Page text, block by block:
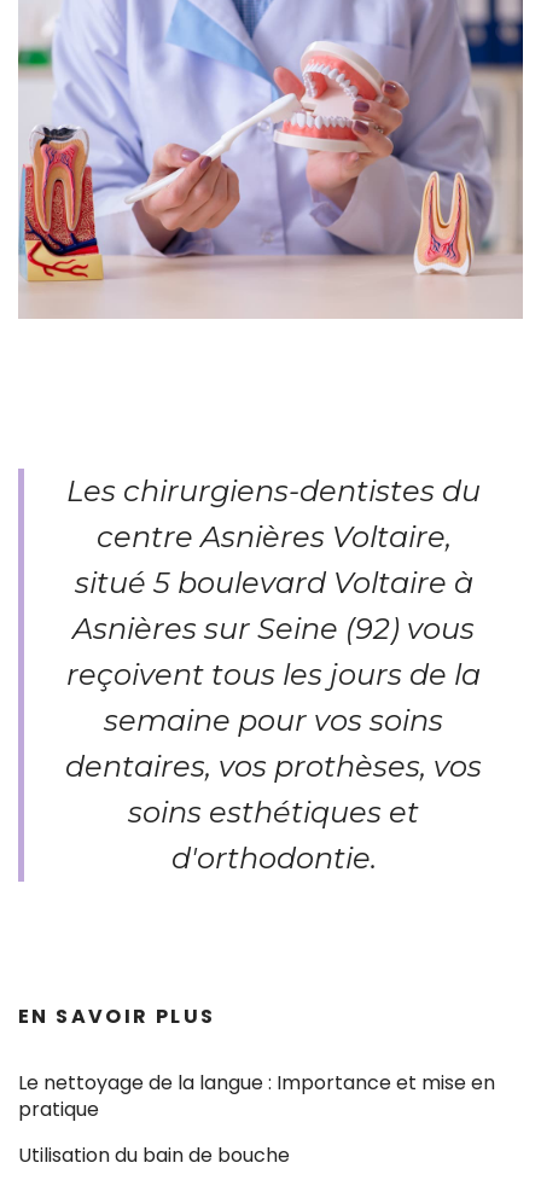
Les chirurgiens-dentistes du
centre Asnières Voltaire,
situé 5 boulevard Voltaire à
Asnières sur Seine (92) vous
reçoivent tous les jours de la
semaine pour vos soins
dentaires, vos prothèses, vos
soins esthétiques et
d'orthodontie.
EN SAVOIR PLUS
Le nettoyage de la langue : Importance et mise en
pratique
Utilisation du bain de bouche